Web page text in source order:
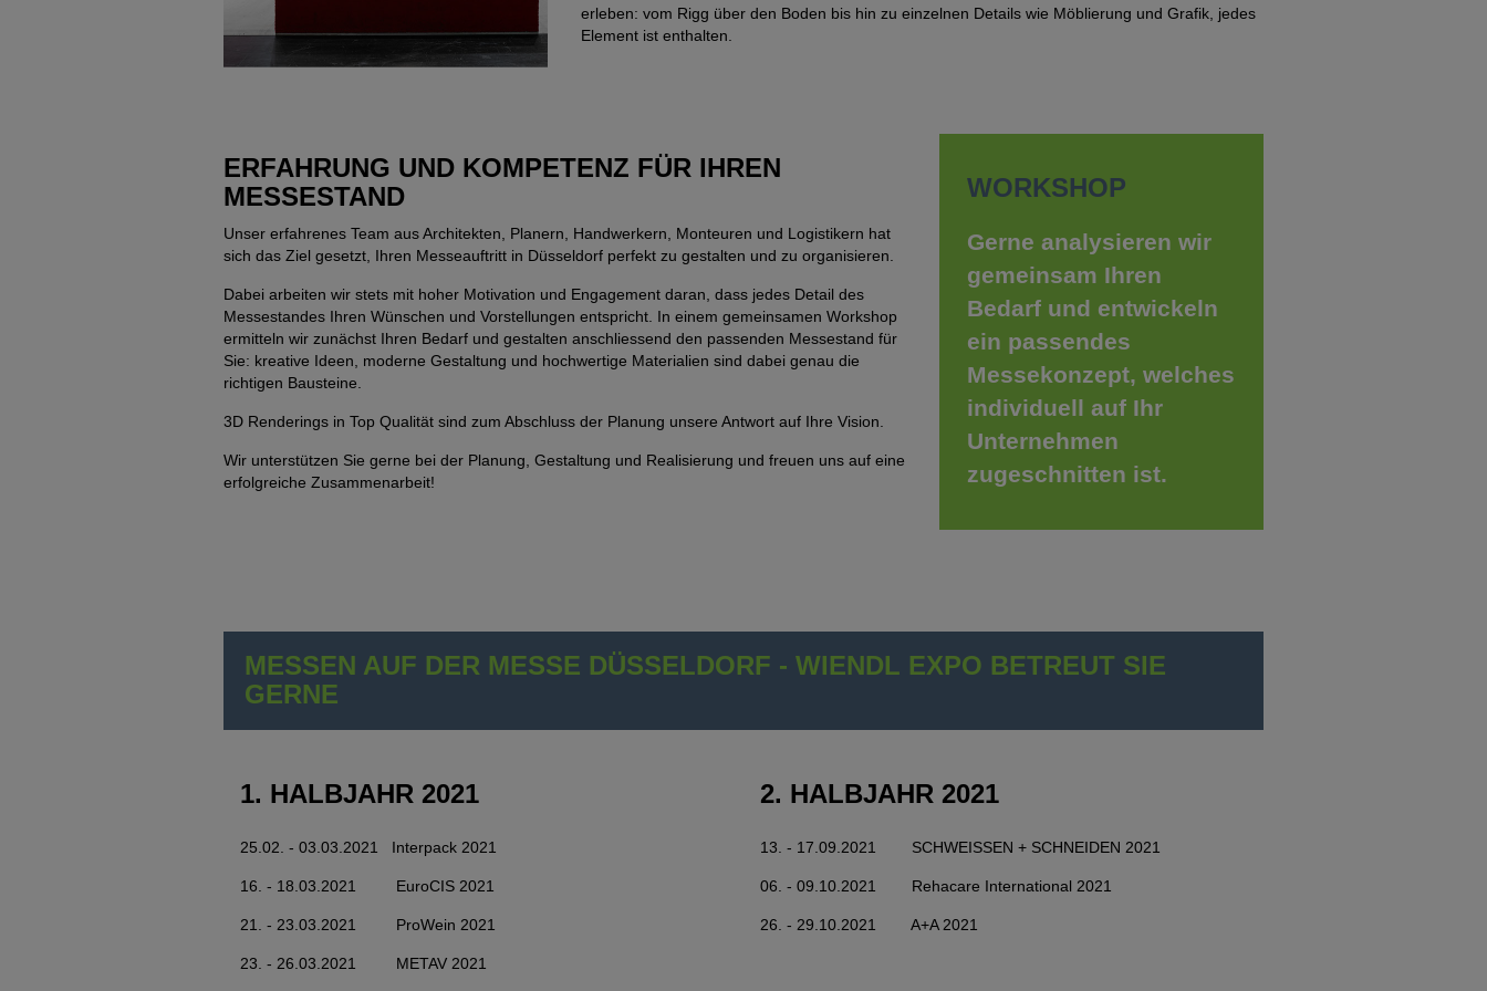
erleben: vom Rigg über den Boden bis hin zu einzelnen Details wie Möblierung und Grafik, jedes
Element ist enthalten.
ERFAHRUNG UND KOMPETENZ FÜR IHREN
MESSESTAND
Unser erfahrenes Team aus Architekten, Planern, Handwerkern, Monteuren und Logistikern hat
sich das Ziel gesetzt, Ihren Messeauftritt in Düsseldorf perfekt zu gestalten und zu organisieren.
Dabei arbeiten wir stets mit hoher Motivation und Engagement daran, dass jedes Detail des
Messestandes Ihren Wünschen und Vorstellungen entspricht. In einem gemeinsamen Workshop
ermitteln wir zunächst Ihren Bedarf und gestalten anschliessend den passenden Messestand für
Sie: kreative Ideen, moderne Gestaltung und hochwertige Materialien sind dabei genau die
richtigen Bausteine.
3D Renderings in Top Qualität sind zum Abschluss der Planung unsere Antwort auf Ihre Vision.
Wir unterstützen Sie gerne bei der Planung, Gestaltung und Realisierung und freuen uns auf eine
erfolgreiche Zusammenarbeit!
WORKSHOP
Gerne analysieren wir
gemeinsam Ihren
Bedarf und entwickeln
ein passendes
Messekonzept, welches
individuell auf Ihr
Unternehmen
zugeschnitten ist.
MESSEN AUF DER MESSE DÜSSELDORF - WIENDL EXPO BETREUT SIE
GERNE
1. HALBJAHR 2021
25.02. - 03.03.2021 Interpack 2021
16. - 18.03.2021 EuroCIS 2021
21. - 23.03.2021 ProWein 2021
23. - 26.03.2021 METAV 2021
2. HALBJAHR 2021
13. - 17.09.2021 SCHWEISSEN + SCHNEIDEN 2021
06. - 09.10.2021 Rehacare International 2021
26. - 29.10.2021 A+A 2021